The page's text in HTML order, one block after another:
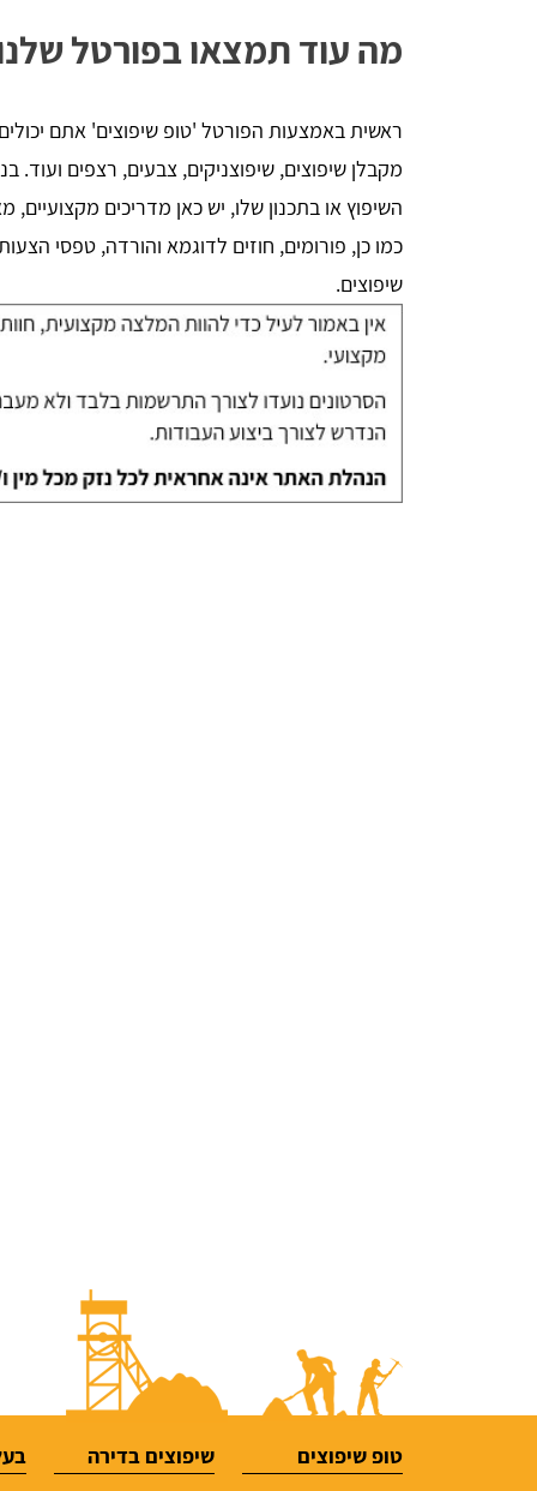
מה עוד תמצאו בפורטל
ראשית באמצעות הפורטל 'טופ שיפוצים' אתם
מקבלן שיפוצים, שיפוצניקים, צבעים, רצפים ועוד.
השיפוץ או בתכנון שלו, יש כאן מדריכים מקצועיים,
כמו כן, פורומים, חוזים לדוגמא והורדה, טפסי
שיפוצים.
טופ שיפוצים שיפוצים בדירה